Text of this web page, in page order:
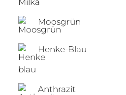
Moosgrün
Henke-Blau
Anthrazit